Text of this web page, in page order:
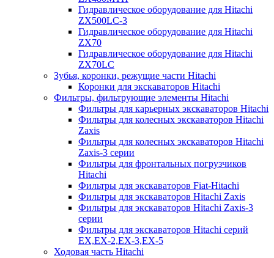
Гидравлическое оборудование для Hitachi
ZX500LC-3
Гидравлическое оборудование для Hitachi
ZX70
Гидравлическое оборудование для Hitachi
ZX70LC
Зубья, коронки, режущие части Hitachi
Коронки для экскаваторов Hitachi
Фильтры, фильтрующие элементы Hitachi
Фильтры для карьерных экскаваторов Hitachi
Фильтры для колесных экскаваторов Hitachi
Zaxis
Фильтры для колесных экскаваторов Hitachi
Zaxis-3 серии
Фильтры для фронтальных погрузчиков
Hitachi
Фильтры для экскаваторов Fiat-Hitachi
Фильтры для экскаваторов Hitachi Zaxis
Фильтры для экскаваторов Hitachi Zaxis-3
серии
Фильтры для экскаваторов Hitachi серий
EX,EX-2,EX-3,EX-5
Ходовая часть Hitachi